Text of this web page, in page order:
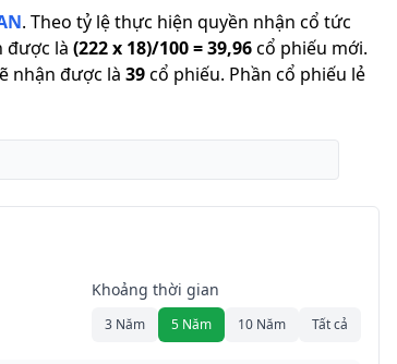
. Theo tỷ lệ thực hiện quyền nhận cổ tức
được là (222x 18)/100=39,96cổ phiếu mới.
nhận được là 39cổ phiếu. Phần cổ phiếu lẻ
Khoảng thời gian
3 Năm 5 Năm 10 Năm Tất cả